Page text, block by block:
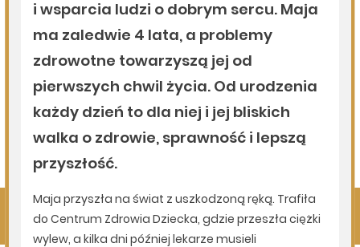
06.08.2026 Podlasie24
Trud drogi i siła wspólnoty. Szósty dzień Pieszej
Pielgrzymki Drohiczyńskiej na Jasną Górę
06.08.2026 Podlasie24
Milejczyce przyciągają tłumy. Poznaj program nabożeństw
/AUDIO/
Pokaż więcej
Kliknij, by wyświetlić wszystkie artykuły